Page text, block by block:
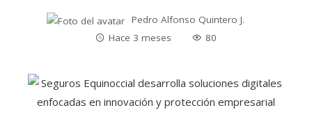
Pedro Alfonso Quintero J.
Hace 3 meses
80